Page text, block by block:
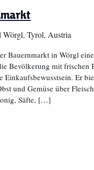
Wörgl, Tyrol, Austria
Bauernmarkt in Wörgl
Bevölkerung mit frischen
Einkaufsbewusstsein. Er
und Gemüse über
Säfte, […]